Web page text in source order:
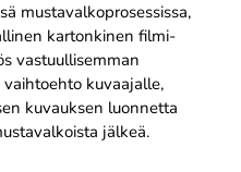
mustavalkoprosessissa,
kartonkinen filmi­
vastuullisemman
kuvaajalle,
kuvauksen luonnetta
jälkeä.